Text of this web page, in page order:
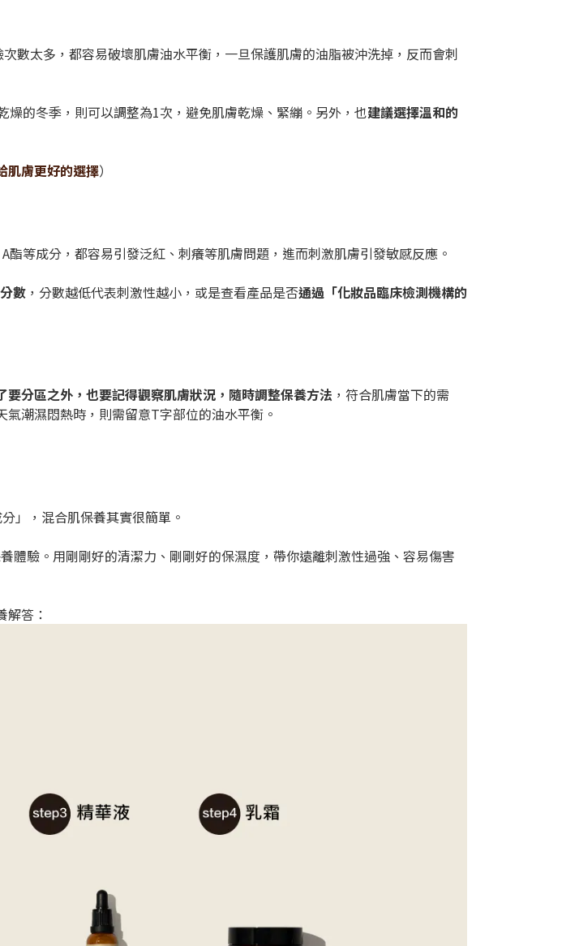
數太多，都容易破壞肌膚油水平衡，一旦保護肌膚的油脂被沖洗掉，反而會刺
燥的冬季，則可以調整為1次，避免肌膚乾燥、緊繃。另外，也建議選擇溫和的
肌膚更好的選擇）
A酯等成分，都容易引發泛紅、刺癢等肌膚問題，進而刺激肌膚引發敏感反應。
數 ，分數越低代表刺激性越小，或是查看產品是否通過「化妝品臨床檢測機構的
要分區之外，也要記得觀察肌膚狀況，隨時調整保養方法 ，符合肌膚當下的需
潮濕悶熱時，則需留意T字部位的油水平衡。
」，混合肌保養其實很簡單。
驗。用剛剛好的清潔力、剛剛好的保濕度，帶你遠離刺激性過強、容易傷害
解答：